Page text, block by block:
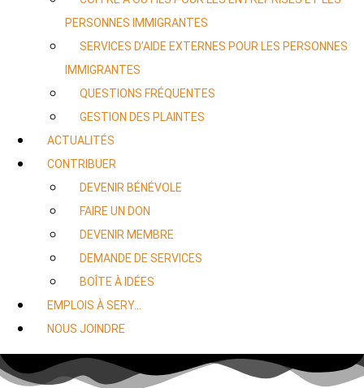
PERSONNES IMMIGRANTES
SERVICES D’AIDE EXTERNES POUR LES PERSONNES
IMMIGRANTES
QUESTIONS FRÉQUENTES
GESTION DES PLAINTES
ACTUALITÉS
CONTRIBUER
DEVENIR BÉNÉVOLE
FAIRE UN DON
DEVENIR MEMBRE
DEMANDE DE SERVICES
BOÎTE À IDÉES
EMPLOIS À SERY…
NOUS JOINDRE